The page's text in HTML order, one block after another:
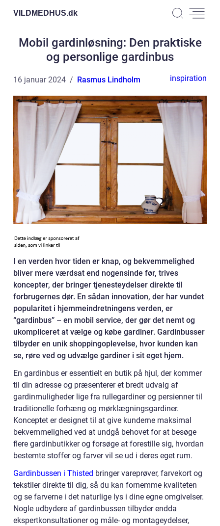
VILDMEDHUS.dk
Mobil gardinløsning: Den praktiske
og personlige gardinbus
16 januar 2024 Rasmus Lindholm inspiration
I en verden hvor tiden er knap, og bekvemmelighed
bliver mere værdsat end nogensinde før, trives
koncepter, der bringer tjenesteydelser direkte til
forbrugernes dør. En sådan innovation, der har vundet
popularitet i hjemmeindretningens verden, er
“gardinbus” – en mobil service, der gør det nemt og
ukompliceret at vælge og købe gardiner. Gardinbusser
tilbyder en unik shoppingoplevelse, hvor kunden kan
se, røre ved og udvælge gardiner i sit eget hjem.
En gardinbus er essentielt en butik på hjul, der kommer
til din adresse og præsenterer et bredt udvalg af
gardinmuligheder lige fra rullegardiner og persienner til
traditionelle forhæng og mørklægningsgardiner.
Konceptet er designet til at give kunderne maksimal
bekvemmelighed ved at undgå behovet for at besøge
flere gardinbutikker og forsøge at forestille sig, hvordan
bestemte stoffer og farver vil se ud i deres eget rum.
Gardinbussen i Thisted bringer vareprøver, farvekort og
tekstiler direkte til dig, så du kan fornemme kvaliteten
og se farverne i det naturlige lys i dine egne omgivelser.
Nogle udbydere af gardinbussen tilbyder endda
ekspertkonsultationer og måle- og montageydelser,